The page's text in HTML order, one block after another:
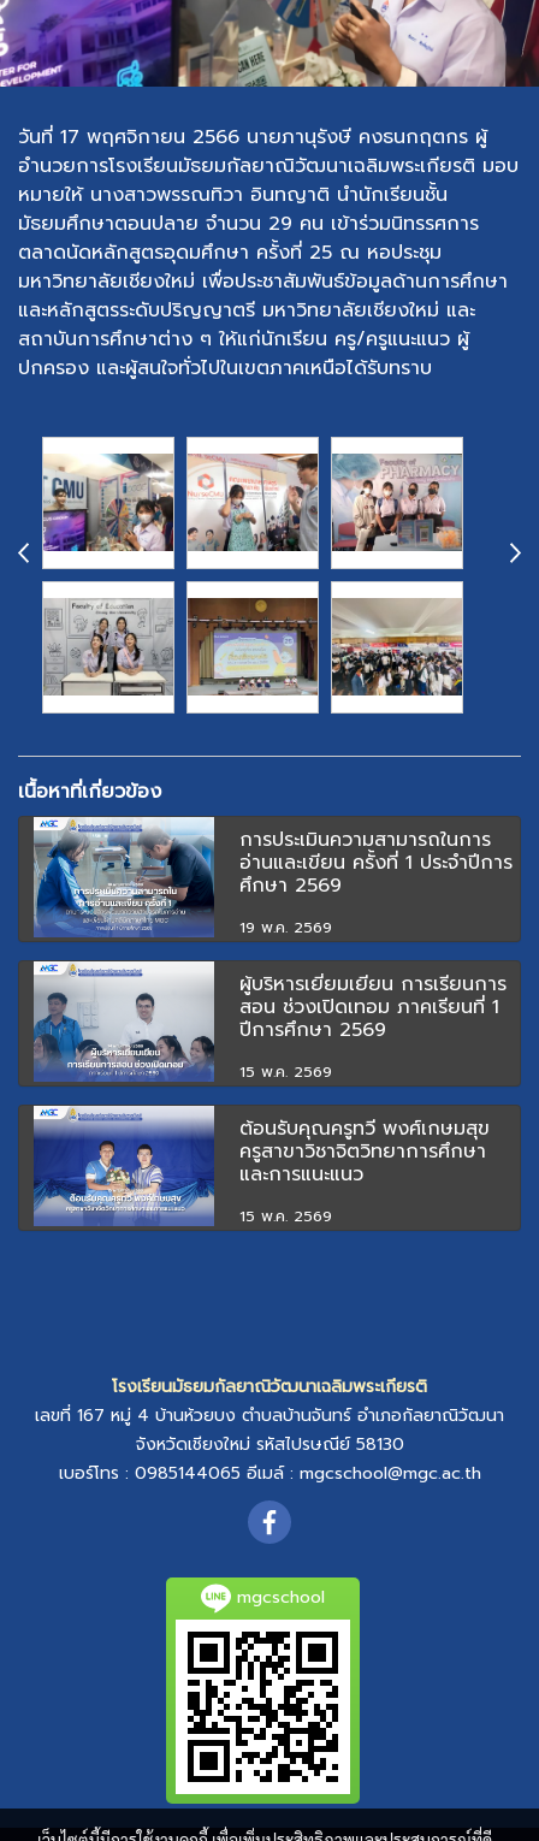
วันที่ 17 พฤศจิกายน 2566 นายภานุรังษี คงธนกฤตกร ผู้
อำนวยการโรงเรียนมัธยมกัลยาณิวัฒนาเฉลิมพระเกียรติ มอบ
หมายให้ นางสาวพรรณทิวา อินทญาติ นำนักเรียนชั้น
มัธยมศึกษาตอนปลาย จำนวน 29 คน เข้าร่วมนิทรรศการ
ตลาดนัดหลักสูตรอุดมศึกษา ครั้งที่ 25 ณ หอประชุม
มหาวิทยาลัยเชียงใหม่ เพื่อประชาสัมพันธ์ข้อมูลด้านการศึกษา
และหลักสูตรระดับปริญญาตรี มหาวิทยาลัยเชียงใหม่ และ
สถาบันการศึกษาต่าง ๆ ให้แก่นักเรียน ครู/ครูแนะแนว ผู้
ปกครอง และผู้สนใจทั่วไปในเขตภาคเหนือได้รับทราบ
เนื้อหาที่เกี่ยวข้อง
การประเมินความสามารถในการ
อ่านและเขียน ครั้งที่ 1 ประจำปีการ
ศึกษา 2569
19 พ.ค. 2569
ผู้บริหารเยี่ยมเยียน การเรียนการ
สอน ช่วงเปิดเทอม ภาคเรียนที่ 1
ปีการศึกษา 2569
15 พ.ค. 2569
ต้อนรับคุณครูทวี พงศ์เกษมสุข
ครูสาขาวิชาจิตวิทยาการศึกษา
และการแนะแนว
15 พ.ค. 2569
โรงเรียนมัธยมกัลยาณิวัฒนาเฉลิมพระเกียรติ
เลขที่ 167 หมู่ 4 บ้านห้วยบง ตำบลบ้านจันทร์อำเภอกัลยาณิวัฒนา
จังหวัดเชียงใหม่ รหัสไปรษณีย์ 58130
เบอร์โทร : 0985144065 อีเมล์ : mgcschool@mgc.ac.th
mgcschool